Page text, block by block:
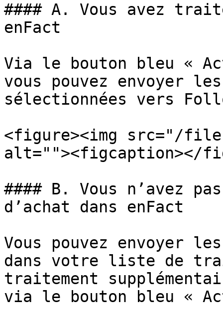
#### A. Vous avez
enFact
Via le bouton bleu «
vous pouvez envoyer
sélectionnées vers
<figure><img src="/files/
alt=""><figcaption></
#### B. Vous n’avez
d’achat dans enFact
Vous pouvez envoyer
dans votre liste de
traitement
via le bouton bleu «